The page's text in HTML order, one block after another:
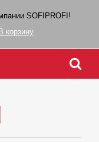
SOFIPROFI!
В корзину